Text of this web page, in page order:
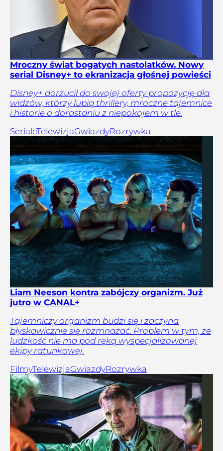
Mroczny świat bogatych nastolatków. Nowy
serial Disney+ to ekranizacja głośnej powieści
Disney+ dorzucił do swojej oferty propozycję dla
widzów, którzy lubią thrillery, mroczne tajemnice
i historie o dorastaniu z niepokojem w tle.
SerialeTelewizjaGwiazdyRozrywka
Liam Neeson kontra zabójczy organizm. Już
jutro w CANAL+
Tajemniczy organizm budzi się i zaczyna
błyskawicznie się rozmnażać. Problem w tym, że
ludzkość nie ma pod ręką wyspecjalizowanej
ekipy ratunkowej.
FilmyTelewizjaGwiazdyRozrywka